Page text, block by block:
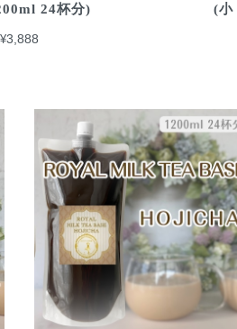
24杯分)
¥3,888
(小